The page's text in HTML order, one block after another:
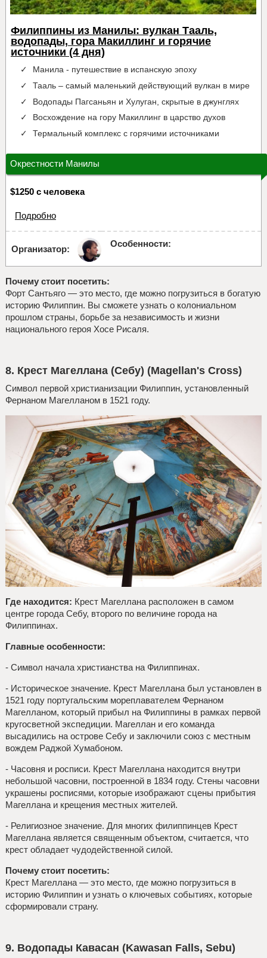
Филиппины из Манилы: вулкан Тааль,
водопады, гора Макиллинг и горячие
источники (4 дня)
Манила - путешествие в испанскую эпоху
Тааль – самый маленький действующий вулкан в мире
Водопады Пагсаньян и Хулуган, скрытые в джунглях
Восхождение на гору Макиллинг в царство духов
Термальный комплекс c горячими источниками
Окрестности Манилы
$1250 с человека
Подробно
Организатор:
Особенности:
Почему стоит посетить:
Форт Сантьяго — это место, где можно погрузиться в богатую
историю Филиппин. Вы сможете узнать о колониальном
прошлом страны, борьбе за независимость и жизни
национального героя Хосе Рисаля.
8. Крест Магеллана (Себу) (Magellan's Cross)
Символ первой христианизации Филиппин, установленный
Фернаном Магелланом в 1521 году.
Где находится: Крест Магеллана расположен в самом
центре города Себу, второго по величине города на
Филиппинах.
Главные особенности:
- Символ начала христианства на Филиппинах.
- Историческое значение. Крест Магеллана был установлен в
1521 году португальским мореплавателем Фернаном
Магелланом, который прибыл на Филиппины в рамках первой
кругосветной экспедиции. Магеллан и его команда
высадились на острове Себу и заключили союз с местным
вождем Раджой Хумабоном.
- Часовня и росписи. Крест Магеллана находится внутри
небольшой часовни, построенной в 1834 году. Стены часовни
украшены росписями, которые изображают сцены прибытия
Магеллана и крещения местных жителей.
- Религиозное значение. Для многих филиппинцев Крест
Магеллана является священным объектом, считается, что
крест обладает чудодейственной силой.
Почему стоит посетить:
Крест Магеллана — это место, где можно погрузиться в
историю Филиппин и узнать о ключевых событиях, которые
сформировали страну.
9. Водопады Кавасан (Kawasan Falls, Sebu)